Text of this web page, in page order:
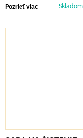
Pozrieť viac Skladom